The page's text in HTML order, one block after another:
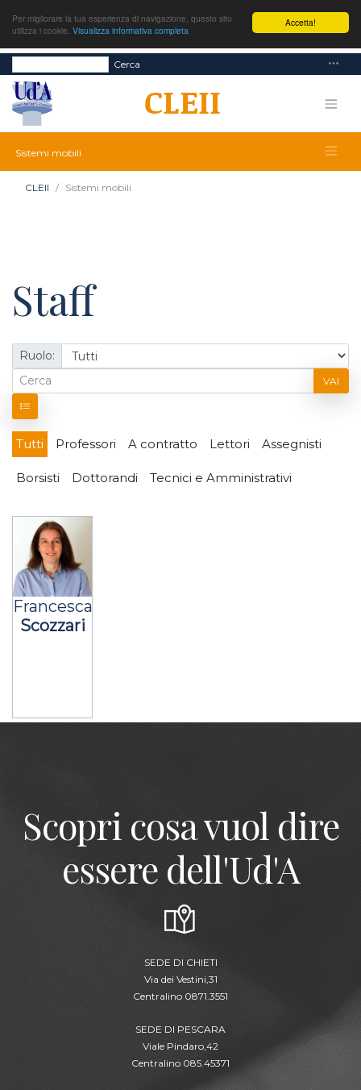
Accetta!
Per migliorare la tua esperienza di navigazione, questo sito
utilizza i cookie. Visualizza informativa completa
Cerca
Sistemi mobili
CLEII Sistemi mobili
Staff
Ruolo:
VAI
Tutti Professori A contratto Lettori Assegnisti
Borsisti Dottorandi Tecnici e Amministrativi
Francesca
Scozzari
Scopri cosa vuol dire
essere dell'Ud'A
SEDE DI CHIETI
Via dei Vestini,31
Centralino 0871.3551
SEDE DI PESCARA
Viale Pindaro,42
Centralino 085.45371